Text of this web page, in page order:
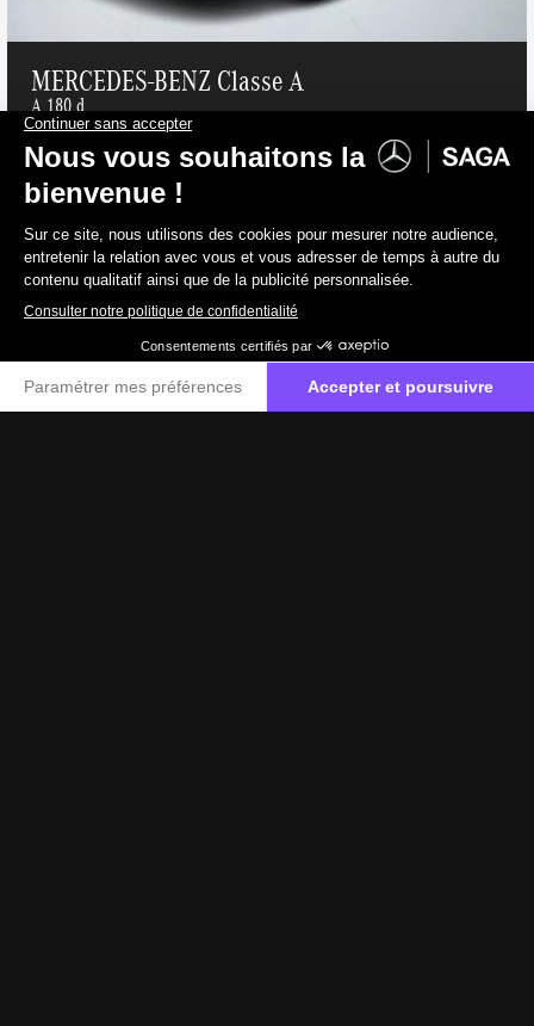
MERCEDES-BENZ Classe A
A 180 d
39 400 € TVAC
32 562 €